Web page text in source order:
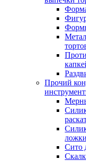
Прочий
ложки
Сито